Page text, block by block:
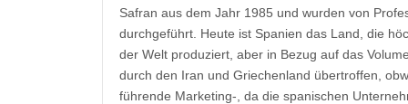
Safran aus dem Jahr 1985 und wurden von
durchgeführt. Heute ist Spanien das Land, die
der Welt produziert, aber in Bezug auf das
durch den Iran und Griechenland übertroffen,
führende Marketing-, da die spanischen